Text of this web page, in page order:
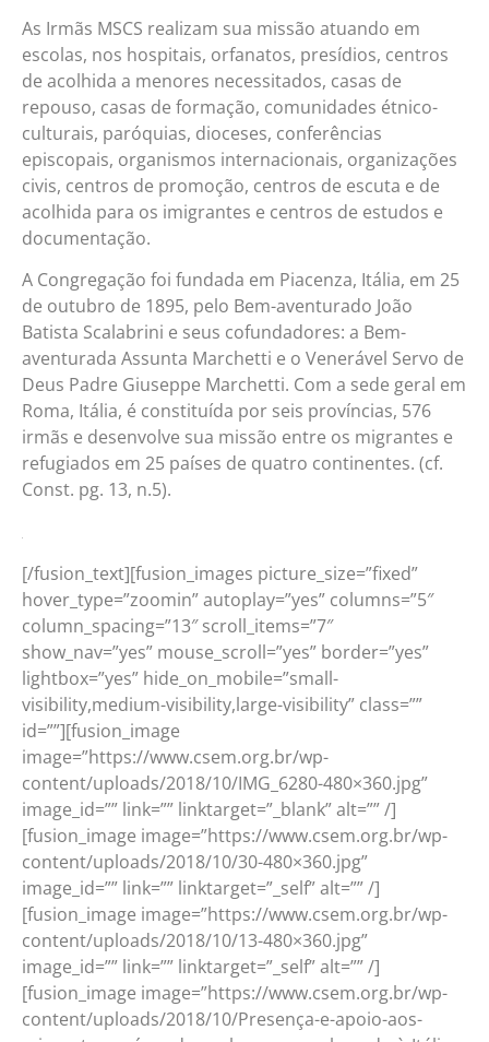
As Irmãs MSCS realizam sua missão atuando em
escolas, nos hospitais, orfanatos, presídios, centros
de acolhida a menores necessitados, casas de
repouso, casas de formação, comunidades étnico-
culturais, paróquias, dioceses, conferências
episcopais, organismos internacionais, organizações
civis, centros de promoção, centros de escuta e de
acolhida para os imigrantes e centros de estudos e
documentação.
A Congregação foi fundada em Piacenza, Itália, em 25
de outubro de 1895, pelo Bem-aventurado João
Batista Scalabrini e seus cofundadores: a Bem-
aventurada Assunta Marchetti e o Venerável Servo de
Deus Padre Giuseppe Marchetti. Com a sede geral em
Roma, Itália, é constituída por seis províncias, 576
irmãs e desenvolve sua missão entre os migrantes e
refugiados em 25 países de quatro continentes. (cf.
Const. pg. 13, n.5).
[/fusion_text][fusion_images picture_size=”fixed”
hover_type=”zoomin” autoplay=”yes” columns=”5″
column_spacing=”13″ scroll_items=”7″
show_nav=”yes” mouse_scroll=”yes” border=”yes”
lightbox=”yes” hide_on_mobile=”small-
visibility,medium-visibility,large-visibility” class=””
id=””][fusion_image
image=”https://www.csem.org.br/wp-
content/uploads/2018/10/IMG_6280-480×360.jpg”
image_id=”” link=”” linktarget=”_blank” alt=”” /]
[fusion_image image=”https://www.csem.org.br/wp-
content/uploads/2018/10/30-480×360.jpg”
image_id=”” link=”” linktarget=”_self” alt=”” /]
[fusion_image image=”https://www.csem.org.br/wp-
content/uploads/2018/10/13-480×360.jpg”
image_id=”” link=”” linktarget=”_self” alt=”” /]
[fusion_image image=”https://www.csem.org.br/wp-
content/uploads/2018/10/Presença-e-apoio-aos-